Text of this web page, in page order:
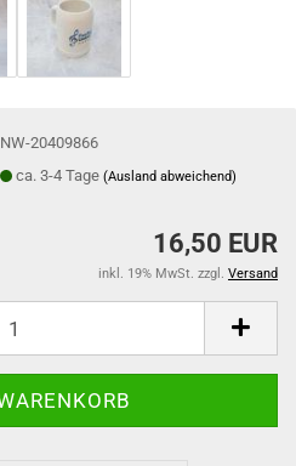
NW-20409866
ca. 3-4 Tage(Ausland abweichend)
16,50 EUR
inkl. 19% MwSt. zzgl. Versand